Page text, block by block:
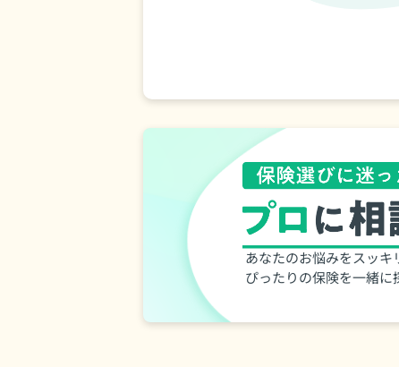
あなたのお悩みをスッキ
ぴったりの保険を一緒に